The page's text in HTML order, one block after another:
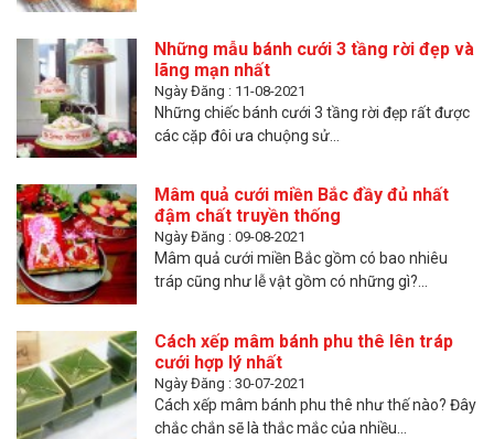
Những mẫu bánh cưới 3 tầng rời đẹp và
lãng mạn nhất
Ngày Đăng : 11-08-2021
Những chiếc bánh cưới 3 tầng rời đẹp rất được
các cặp đôi ưa chuộng sử...
Mâm quả cưới miền Bắc đầy đủ nhất
đậm chất truyền thống
Ngày Đăng : 09-08-2021
Mâm quả cưới miền Bắc gồm có bao nhiêu
tráp cũng như lễ vật gồm có những gì?...
Cách xếp mâm bánh phu thê lên tráp
cưới hợp lý nhất
Ngày Đăng : 30-07-2021
Cách xếp mâm bánh phu thê như thế nào? Đây
chắc chắn sẽ là thắc mắc của nhiều...